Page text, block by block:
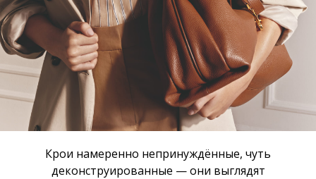
Крои намеренно непринуждённые, чуть
деконструированные — они выглядят